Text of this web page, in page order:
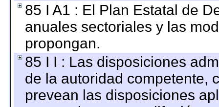
85 I A1 : El Plan Estatal de
anuales sectoriales y las
propongan.
85 I I : Las disposiciones
de la autoridad competente,
prevean las disposiciones